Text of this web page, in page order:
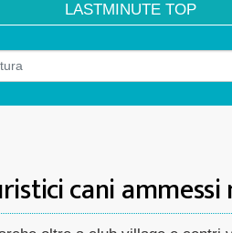
LASTMINUTE TOP
cani ammessi